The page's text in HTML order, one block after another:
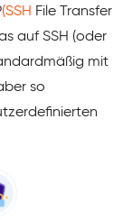
(SSH File Transfer
auf SSH (oder
mit
so